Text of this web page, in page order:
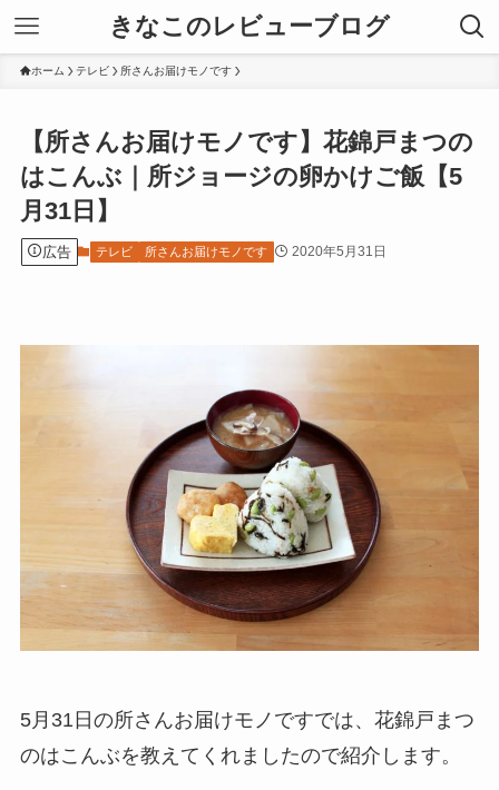
きなこのレビューブログ
ホーム テレビ 所さんお届けモノです
【所さんお届けモノです】花錦戸まつの
はこんぶ｜所ジョージの卵かけご飯【5
月31日】
広告 テレビ 所さんお届けモノです 2020年5月31日
5月31日の所さんお届けモノですでは、花錦戸まつ
のはこんぶを教えてくれましたので紹介します。